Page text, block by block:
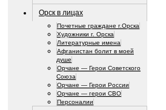
Орск в лицах
Почетные граждане г.Орска
Художники г. Орска
Литературные имена
Афганистан болит в моей
душе
Орчане — Герои Советского
Союза
Орчане — Герои России
Орчане — герои СВО
Персоналии